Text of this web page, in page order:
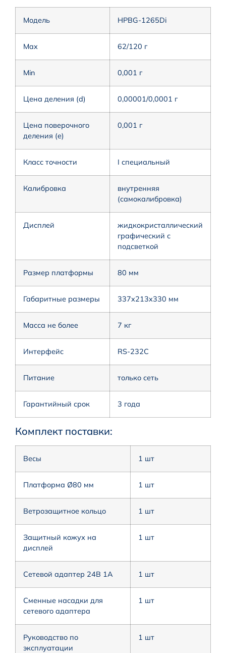
Модель HPBG-1265Di
Max 62/120 г
Min 0,001 г
Цена деления (d) 0,00001/0,0001 г
Цена поверочного
деления (e)
0,001 г
Класс точности I специальный
Калибровка
внутренняя
(самокалибровка)
Дисплей
жидкокристаллический
графический с
подсветкой
Размер платформы 80 мм
Габаритные размеры 337x213x330 мм
Масса не более 7 кг
Интерфейс RS-232C
Питание только сеть
Гарантийный срок 3 года
Комплект поставки:
Весы 1 шт
Платформа Ø80 мм 1 шт
Ветрозащитное кольцо 1 шт
Защитный кожух на
дисплей
1 шт
Сетевой адаптер 24В 1А 1 шт
Сменные насадки для
сетевого адаптера
1 шт
Руководство по
эксплуатации
1 шт